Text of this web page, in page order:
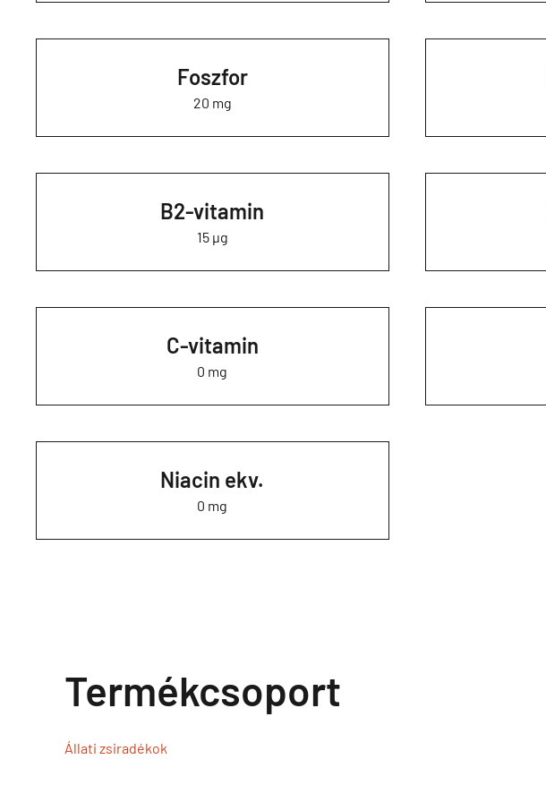
Foszfor
20 mg
B2-vitamin
15 µg
C-vitamin
0 mg
Niacin ekv.
0 mg
Termékcsoport
Állati zsiradékok